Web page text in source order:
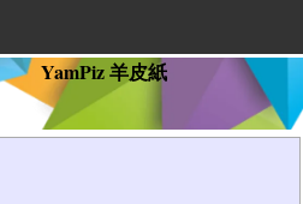
YamPiz 羊皮紙